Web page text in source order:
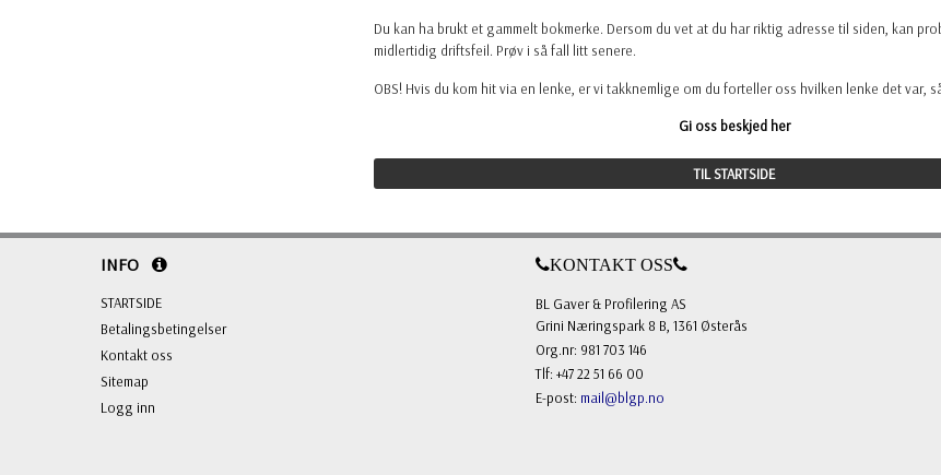
Du kan ha brukt et gammelt bokmerke. Dersom du vet at du har riktig adresse til siden, kan
midlertidig driftsfeil. Prøv i så fall litt senere.
OBS! Hvis du kom hit via en lenke, er vi takknemlige om du forteller oss hvilken lenke det var,
Gi oss beskjed her
TIL STARTSIDE
INFO
STARTSIDE
Betalingsbetingelser
Kontakt oss
Sitemap
Logg inn
KONTAKT OSS
BL Gaver & Profilering AS
Grini Næringspark 8 B, 1361 Østerås
Org.nr: 981 703 146
Tlf: +47 22 51 66 00
E-post: mail@blgp.no